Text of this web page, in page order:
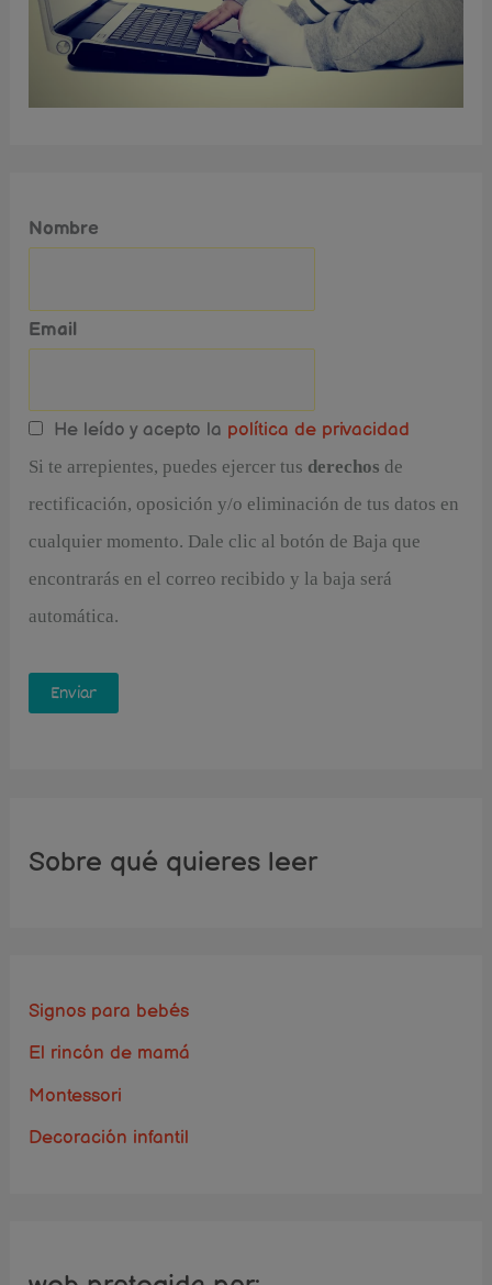
Nombre
Email
He leído y acepto la política de privacidad
Si te arrepientes, puedes ejercer tus derechos de
rectificación, oposición y/o eliminación de tus datos en
cualquier momento. Dale clic al botón de Baja que
encontrarás en el correo recibido y la baja será
automática.
Sobre qué quieres leer
Signos para bebés
El rincón de mamá
Montessori
Decoración infantil